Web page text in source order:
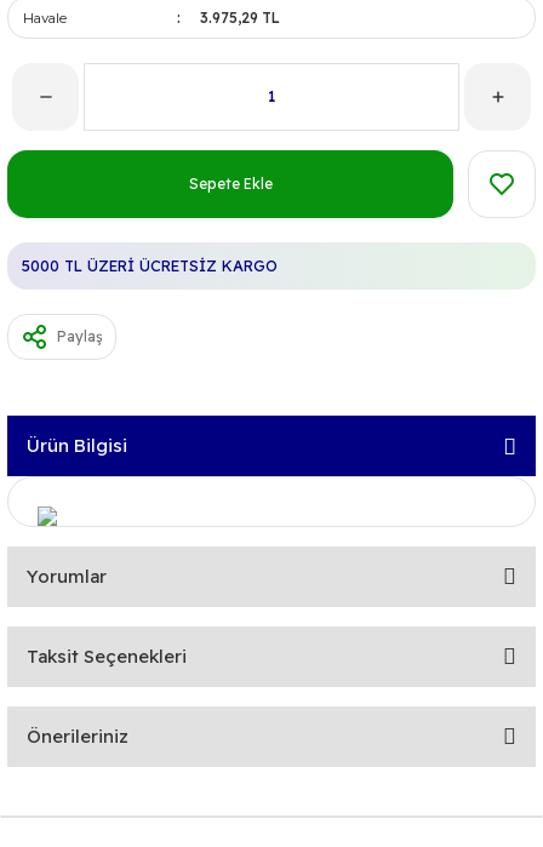
Havale 3.975,29 TL
Sepete Ekle
5000 TL ÜZERİ ÜCRETSİZ KARGO
Paylaş
Ürün Bilgisi
Yorumlar
Bu ürüne ilk yorumu siz yapın!
Taksit Seçenekleri
Önerileriniz